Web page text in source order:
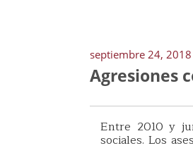
septiembre 24, 2018
Agresiones
Entre 2010 y
sociales. Los